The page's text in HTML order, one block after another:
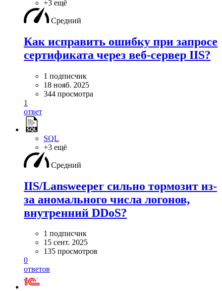
+3 ещё
Средний
Как исправить ошибку при запросе
сертификата через веб-сервер IIS?
1 подписчик
18 нояб. 2025
344 просмотра
1
ответ
SQL
+3 ещё
Средний
IIS/Lansweeper сильно тормозит из-
за аномального числа логонов,
внутренний DDoS?
1 подписчик
15 сент. 2025
135 просмотров
0
ответов